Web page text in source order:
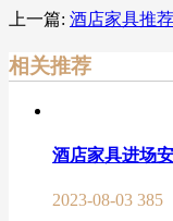
上一篇: 酒店家具推
相关推荐
酒店家具进场
2023-08-03 385